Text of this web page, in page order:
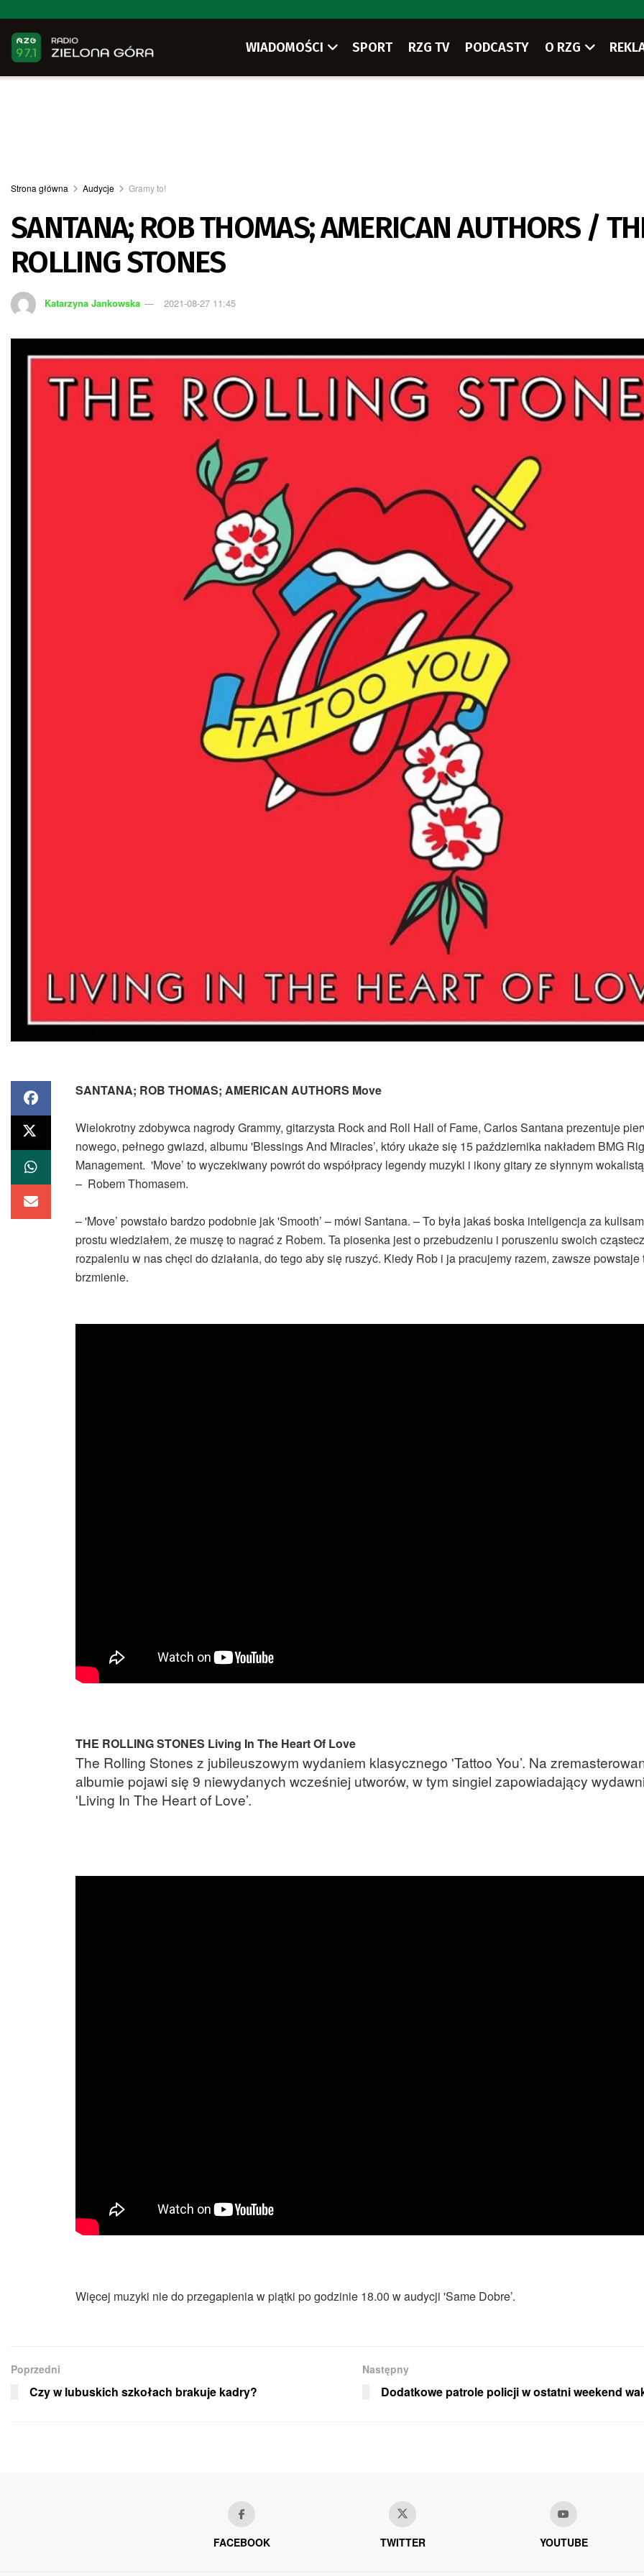
WIADOMOŚCI SPORT RZG TV PODCASTY O RZG
Strona główna Audycje Gramy to!
SANTANA; ROB THOMAS; AMERICAN AUTHORS /
ROLLING STONES
Katarzyna Jankowska 2021-08-27 11:45
SANTANA; ROB THOMAS; AMERICAN AUTHORS Move
Wielokrotny zdobywca nagrody Grammy, gitarzysta Rock and Roll Hall of Fame, Carlos Santana prezentuje
nowego, pełnego gwiazd, albumu 'Blessings And Miracles’, który ukaże się 15 października nakładem BMG
Management. 'Move’ to wyczekiwany powrót do współpracy legendy muzyki i ikony gitary ze słynnym
– Robem Thomasem.
– 'Move’ powstało bardzo podobnie jak 'Smooth’ – mówi Santana. – To była jakaś boska inteligencja za
prostu wiedziałem, że muszę to nagrać z Robem. Ta piosenka jest o przebudzeniu i poruszeniu swoich
rozpaleniu w nas chęci do działania, do tego aby się ruszyć. Kiedy Rob i ja pracujemy razem, zawsze
brzmienie.
THE ROLLING STONES Living In The Heart Of Love
The Rolling Stones z jubileuszowym wydaniem klasycznego 'Tattoo You’. Na
albumie pojawi się 9 niewydanych wcześniej utworów, w tym singiel zapowiadający
'Living In The Heart of Love’.
Więcej muzyki nie do przegapienia w piątki po godzinie 18.00 w audycji 'Same Dobre’.
Poprzedni
Czy w lubuskich szkołach brakuje kadry?
Następny
Dodatkowe patrole policji w ostatni weekend
FACEBOOK TWITTER YOUTUBE